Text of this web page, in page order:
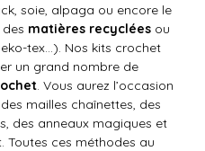
soie, alpaga ou encore le
matières recyclées ou
tex…). Nos kits crochet
un grand nombre de
. Vous aurez l’occasion
mailles chaînettes, des
des anneaux magiques et
Toutes ces méthodes au